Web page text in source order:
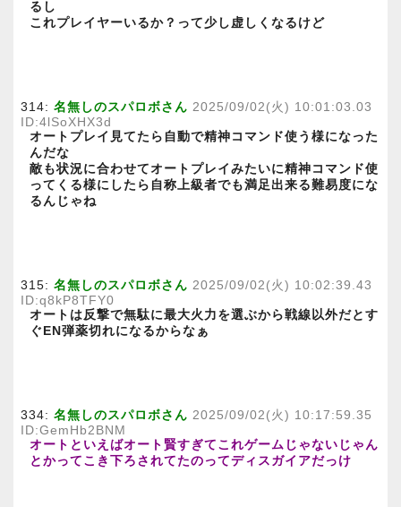
るし
これプレイヤーいるか？って少し虚しくなるけど
314: 名無しのスパロボさん 2025/09/02(火) 10:01:03.03
ID:4lSoXHX3d
オートプレイ見てたら自動で精神コマンド使う様になった
んだな
敵も状況に合わせてオートプレイみたいに精神コマンド使
ってくる様にしたら自称上級者でも満足出来る難易度にな
るんじゃね
315: 名無しのスパロボさん 2025/09/02(火) 10:02:39.43
ID:q8kP8TFY0
オートは反撃で無駄に最大火力を選ぶから戦線以外だとす
ぐEN弾薬切れになるからなぁ
334: 名無しのスパロボさん 2025/09/02(火) 10:17:59.35
ID:GemHb2BNM
オートといえばオート賢すぎてこれゲームじゃないじゃん
とかってこき下ろされてたのってディスガイアだっけ